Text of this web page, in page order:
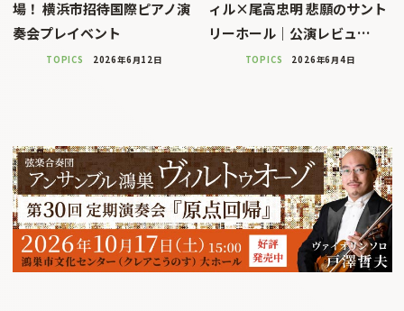
場！ 横浜市招待国際ピアノ演
奏会プレイベント
TOPICS 2026年6月12日
ィル×尾高忠明 悲願のサント
リーホール｜公演レビュ…
TOPICS 2026年6月4日